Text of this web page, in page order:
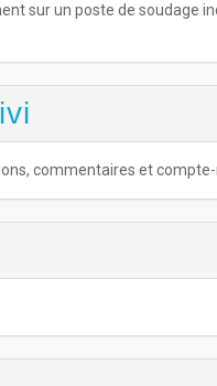
sur un poste de soudage
commentaires et compte-